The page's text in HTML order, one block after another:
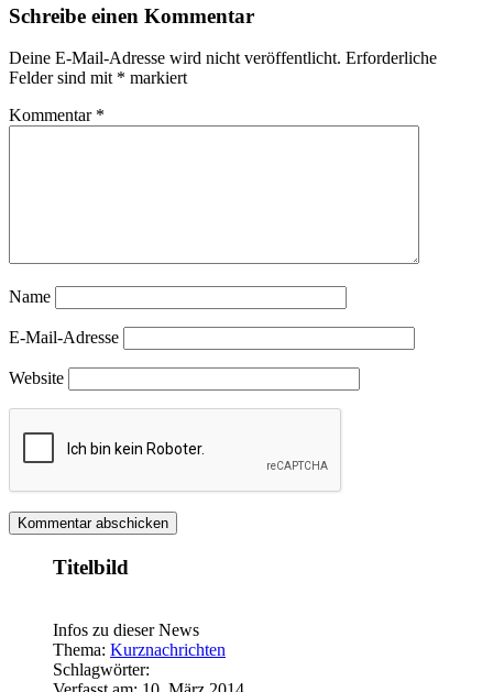
Schreibe einen Kommentar
Deine E-Mail-Adresse wird nicht veröffentlicht. Erforderliche
Felder sind mit * markiert
Kommentar *
Name
E-Mail-Adresse
Website
Titelbild
Infos zu dieser News
Thema: Kurznachrichten
Schlagwörter: